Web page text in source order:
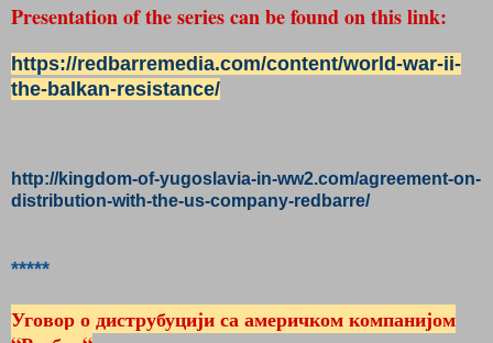
Presentationof the series can be found on this link:
https://redbarremedia.com/content/world-war-ii-
the-balkan-resistance/
http://kingdom-of-yugoslavia-in-ww2.com/agreement-on-
distribution-with-the-us-company-redbarre/
*****
Уговор о диструбуцији са америчком компанијом